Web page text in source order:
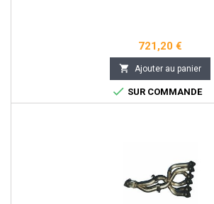
721,20 €
 Ajouter au panier
 SUR COMMANDE